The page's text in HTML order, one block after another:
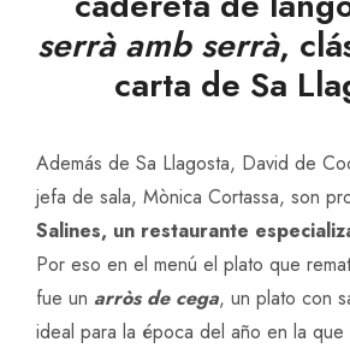
serrà amb serrà,
carta de Sa
Además de Sa Llagosta, David de
jefa de sala, Mònica Cortassa, son
Salines, un restaurante
Por eso en el menú el plato que
fue un arròs de cega, un plato con
ideal para la época del año en la que